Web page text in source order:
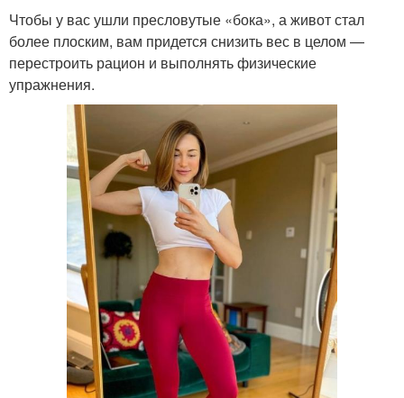
Чтобы у вас ушли пресловутые «бока», а живот стал
более плоским, вам придется снизить вес в целом —
перестроить рацион и выполнять физические
упражнения.